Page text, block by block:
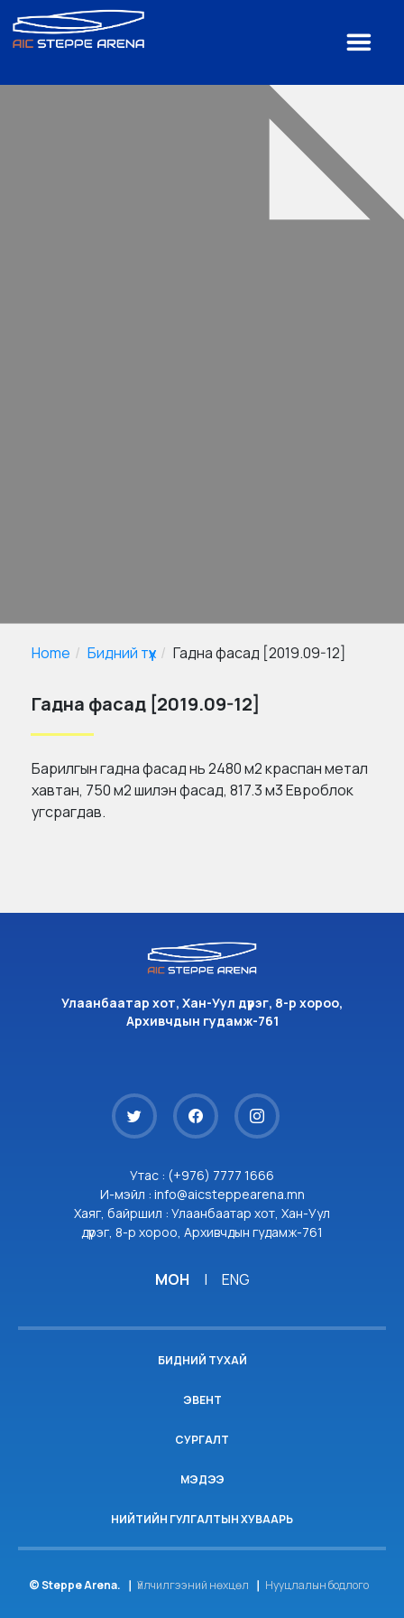
Home Бидний түүх Гадна фасад [2019.09-12]
Гадна фасад [2019.09-12]
Барилгын гадна фасад нь 2480 м2 краспан метал
хавтан, 750 м2 шилэн фасад, 817.3 м3 Евроблок
угсрагдав.
Улаанбаатар хот, Хан-Уул дүүрэг, 8-р хороо,
Архивчдын гудамж-761
Утас : (+976) 7777 1666
И-мэйл : info@aicsteppearena.mn
Хаяг, байршил : Улаанбаатар хот, Хан-Уул
дүүрэг, 8-р хороо, Архивчдын гудамж-761
МОН | ENG
БИДНИЙ ТУХАЙ
ЭВЕНТ
СУРГАЛТ
МЭДЭЭ
НИЙТИЙН ГУЛГАЛТЫН ХУВААРЬ
© Steppe Arena. Үйлчилгээний нөхцөл Нууцлалын бодлого